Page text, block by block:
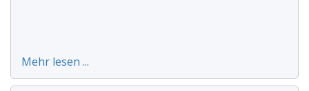
Mehr lesen ...